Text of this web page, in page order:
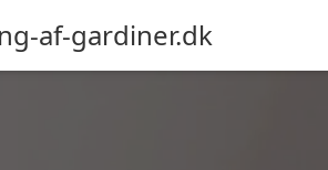
af-gardiner.dk